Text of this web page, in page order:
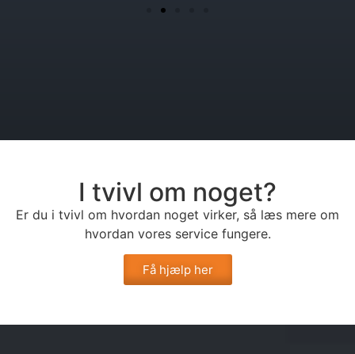
I tvivl om noget?
Er du i tvivl om hvordan noget virker, så læs mere om
hvordan vores service fungere.
Få hjælp her